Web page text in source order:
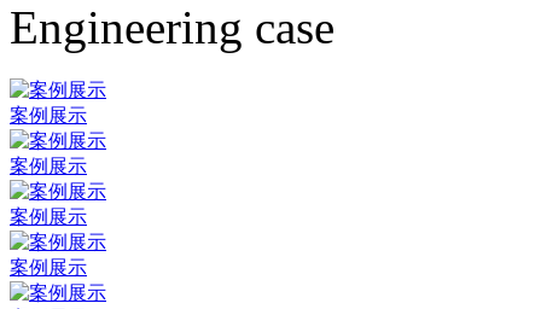
Engineering case
案例展示
案例展示
案例展示
案例展示